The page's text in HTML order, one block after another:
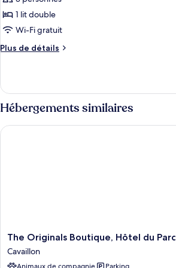
lit
double,
terrasse
ce
type
chambre :
(Milieu)
1 lit double
Wi-Fi gratuit
Plus de détails
Plus
le
type
de
chambre
Chambre
Hébergements similaires
The
Originals
Boutique,
The Originals Boutique, Hôtel du Parc
Cavaillon
Animaux de compagnie Parking
The Originals Boutique, Hôtel du Parc